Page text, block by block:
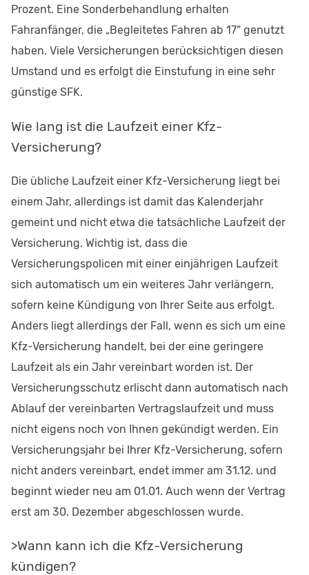
Prozent. Eine Sonderbehandlung erhalten
Fahranfänger, die „Begleitetes Fahren ab 17“ genutzt
haben. Viele Versicherungen berücksichtigen diesen
Umstand und es erfolgt die Einstufung in eine sehr
günstige SFK.
Wie lang ist die Laufzeit einer Kfz-
Versicherung?
Die übliche Laufzeit einer Kfz-Versicherung liegt bei
einem Jahr, allerdings ist damit das Kalenderjahr
gemeint und nicht etwa die tatsächliche Laufzeit der
Versicherung. Wichtig ist, dass die
Versicherungspolicen mit einer einjährigen Laufzeit
sich automatisch um ein weiteres Jahr verlängern,
sofern keine Kündigung von Ihrer Seite aus erfolgt.
Anders liegt allerdings der Fall, wenn es sich um eine
Kfz-Versicherung handelt, bei der eine geringere
Laufzeit als ein Jahr vereinbart worden ist. Der
Versicherungsschutz erlischt dann automatisch nach
Ablauf der vereinbarten Vertragslaufzeit und muss
nicht eigens noch von Ihnen gekündigt werden. Ein
Versicherungsjahr bei Ihrer Kfz-Versicherung, sofern
nicht anders vereinbart, endet immer am 31.12. und
beginnt wieder neu am 01.01. Auch wenn der Vertrag
erst am 30. Dezember abgeschlossen wurde.
>Wann kann ich die Kfz-Versicherung
kündigen?